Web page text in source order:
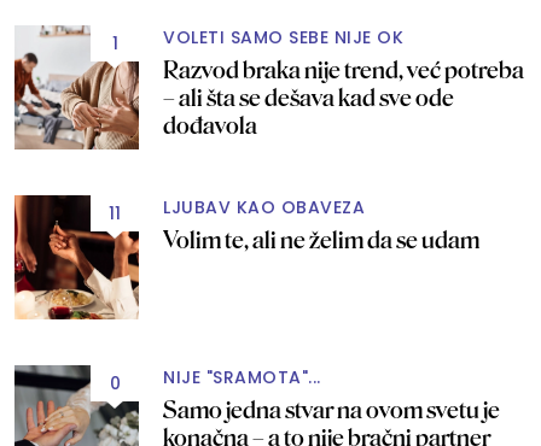
1 VOLETI SAMO SEBE NIJE OK
Razvod braka nije trend, već potreba
– ali šta se dešava kad sve ode
dođavola
11 LJUBAV KAO OBAVEZA
Volim te, ali ne želim da se udam
0 NIJE "SRAMOTA"...
Samo jedna stvar na ovom svetu je
konačna – a to nije bračni partner